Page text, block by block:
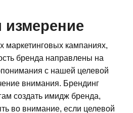
измерение
маркетинговых кампаниях,
бренда направлены на
с нашей целевой
внимания. Брендинг
создать имидж бренда,
во внимание, если целевой